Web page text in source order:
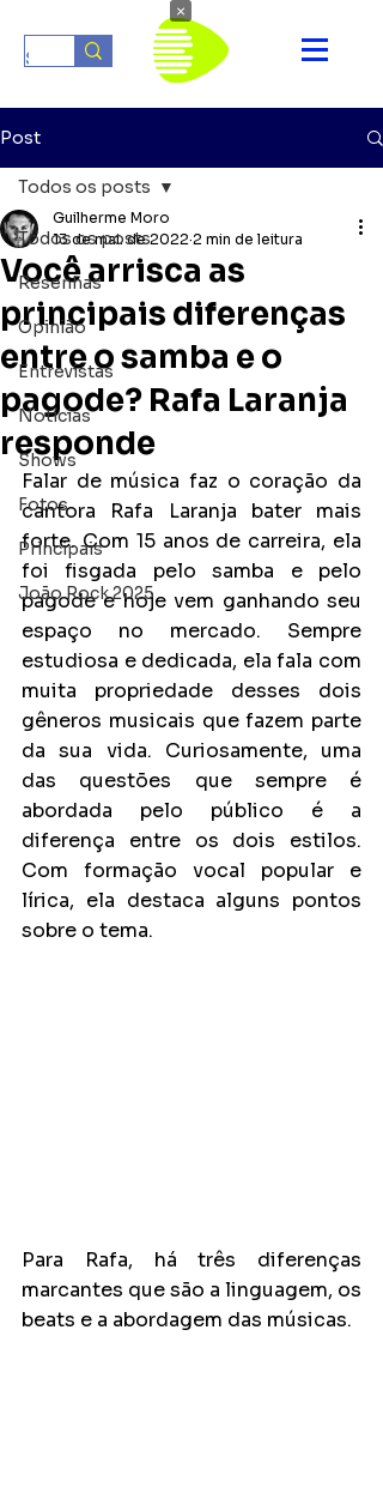
Post
Todos os posts
Resenhas
Opinião
Entrevistas
Notícias
Shows
Fotos
Principais
João Rock 2025
Todos os posts
Você arrisca as
principais diferenças
entre o samba e o
pagode? Rafa Laranja
responde
Guilherme Moro
13 de mai. de 2022 2 min de leitura
Falar de música faz o coração da
cantora Rafa Laranja bater mais
forte. Com 15 anos de carreira, ela
foi fisgada pelo samba e pelo
pagode e hoje vem ganhando seu
espaço no mercado. Sempre
estudiosa e dedicada, ela fala com
muita propriedade desses dois
gêneros musicais que fazem parte
da sua vida. Curiosamente, uma
das questões que sempre é
abordada pelo público é a
diferença entre os dois estilos.
Com formação vocal popular e
lírica, ela destaca alguns pontos
sobre o tema.
Para Rafa, há três diferenças
marcantes que são a linguagem, os
beats e a abordagem das músicas.
×